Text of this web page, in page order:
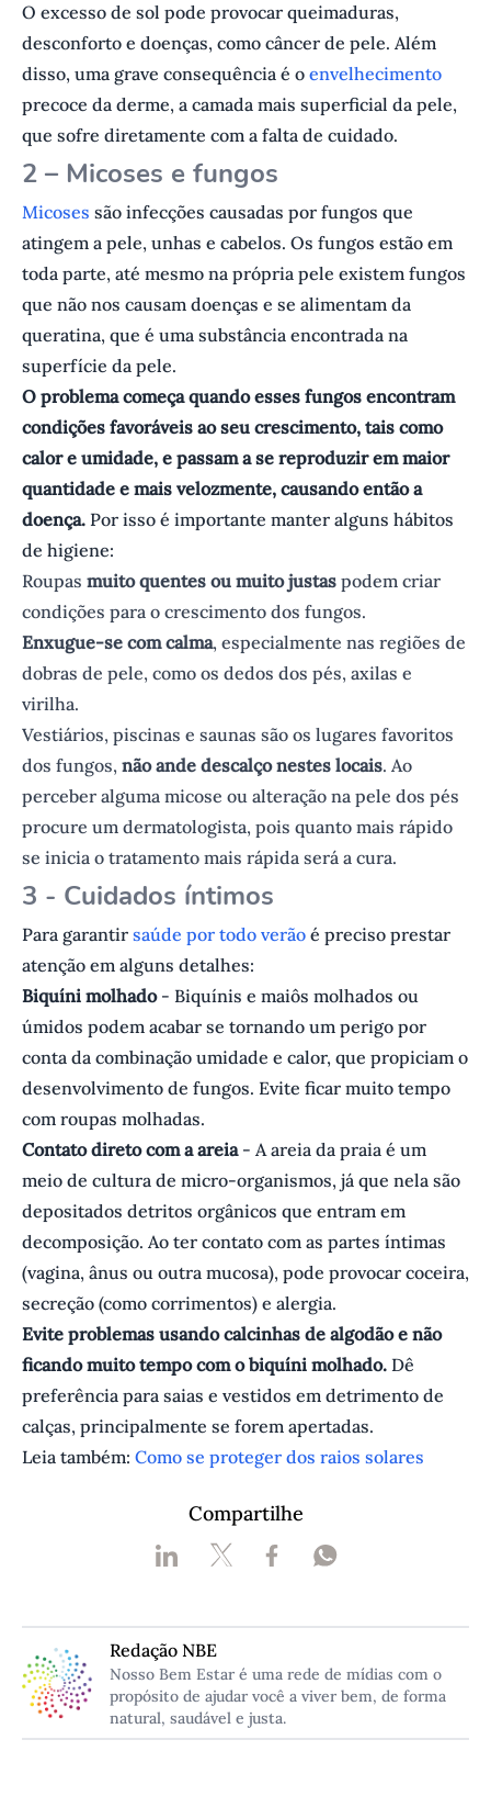
O excesso de sol pode provocar queimaduras,
desconforto e doenças, como câncer de pele. Além
disso, uma grave consequência é o envelhecimento
precoce da derme, a camada mais superficial da pele,
que sofre diretamente com a falta de cuidado.
2 – Micoses e fungos
Micoses são infecções causadas por fungos que
atingem a pele, unhas e cabelos. Os fungos estão em
toda parte, até mesmo na própria pele existem fungos
que não nos causam doenças e se alimentam da
queratina, que é uma substância encontrada na
superfície da pele.
O problema começa quando esses fungos encontram
condições favoráveis ao seu crescimento, tais como
calor e umidade, e passam a se reproduzir em maior
quantidade e mais velozmente, causando então a
doença. Por isso é importante manter alguns hábitos
de higiene:
Roupas muito quentes ou muito justas podem criar
condições para o crescimento dos fungos.
Enxugue-se com calma, especialmente nas regiões de
dobras de pele, como os dedos dos pés, axilas e
virilha.
Vestiários, piscinas e saunas são os lugares favoritos
dos fungos, não ande descalço nestes locais. Ao
perceber alguma micose ou alteração na pele dos pés
procure um dermatologista, pois quanto mais rápido
se inicia o tratamento mais rápida será a cura.
3 - Cuidados íntimos
Para garantir saúde por todo verão é preciso prestar
atenção em alguns detalhes:
Biquíni molhado- Biquínis e maiôs molhados ou
úmidos podem acabar se tornando um perigo por
conta da combinação umidade e calor, que propiciam o
desenvolvimento de fungos. Evite ficar muito tempo
com roupas molhadas.
Contato direto com a areia- A areia da praia é um
meio de cultura de micro-organismos, já que nela são
depositados detritos orgânicos que entram em
decomposição. Ao ter contato com as partes íntimas
(vagina, ânus ou outra mucosa), pode provocar coceira,
secreção (como corrimentos) e alergia.
Evite problemas usando calcinhas de algodão e não
ficando muito tempo com o biquíni molhado. Dê
preferência para saias e vestidos em detrimento de
calças, principalmente se forem apertadas.
L eia também: Como se proteger dos raios solares
Compartilhe
Redação NBE
Nosso Bem Estar é uma rede de mídias com o
propósito de ajudar você a viver bem, de forma
natural, saudável e justa.